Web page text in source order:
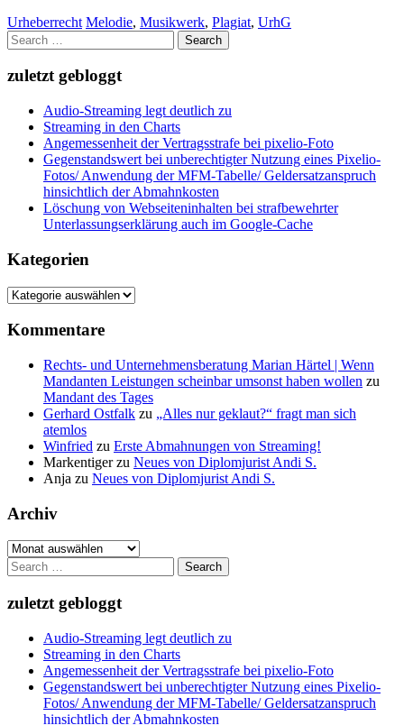
Urheberrecht Melodie, Musikwerk, Plagiat, UrhG
Search
for:
zuletzt gebloggt
Audio-Streaming legt deutlich zu
Streaming in den Charts
Angemessenheit der Vertragsstrafe bei pixelio-Foto
Gegenstandswert bei unberechtigter Nutzung eines Pixelio-
Fotos/ Anwendung der MFM-Tabelle/ Geldersatzanspruch
hinsichtlich der Abmahnkosten
Löschung von Webseiteninhalten bei strafbewehrter
Unterlassungserklärung auch im Google-Cache
Kategorien
Kategorien
Kommentare
Rechts- und Unternehmensberatung Marian Härtel | Wenn
Mandanten Leistungen scheinbar umsonst haben wollen zu
Mandant des Tages
Gerhard Ostfalk zu „Alles nur geklaut?“ fragt man sich
atemlos
Winfried zu Erste Abmahnungen von Streaming!
Markentigerzu Neues von Diplomjurist Andi S.
Anja zu Neues von Diplomjurist Andi S.
Archiv
Archiv
Search
for:
zuletzt gebloggt
Audio-Streaming legt deutlich zu
Streaming in den Charts
Angemessenheit der Vertragsstrafe bei pixelio-Foto
Gegenstandswert bei unberechtigter Nutzung eines Pixelio-
Fotos/ Anwendung der MFM-Tabelle/ Geldersatzanspruch
hinsichtlich der Abmahnkosten